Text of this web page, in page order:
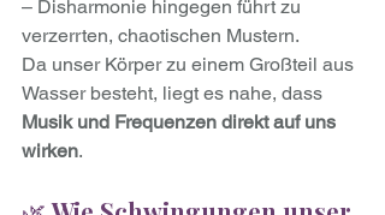
– Disharmonie hingegen führt zu
verzerrten, chaotischen Mustern.
Da unser Körper zu einem Großteil aus
Wasser besteht, liegt es nahe, dass
Musik und Frequenzen direkt auf uns
wirken.